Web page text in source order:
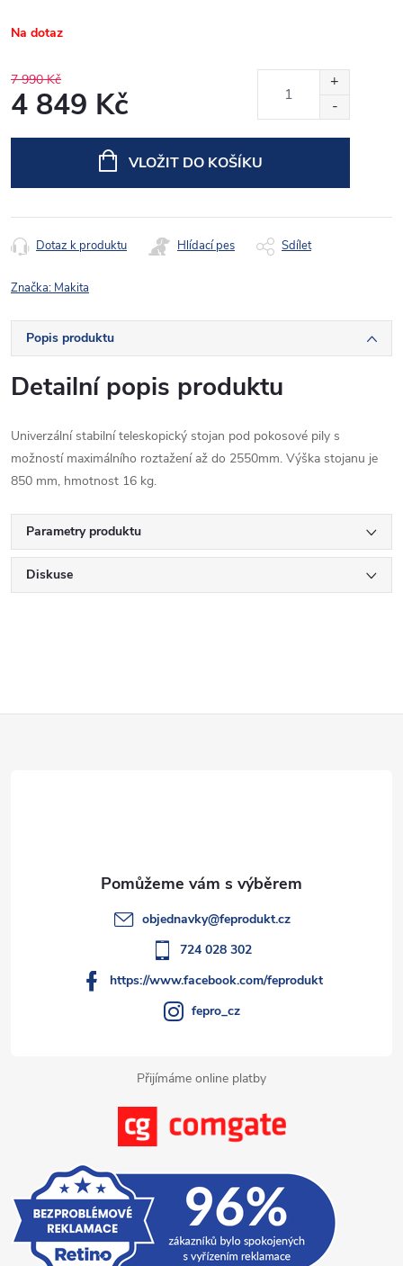
Na dotaz
7 990 Kč
4 849 Kč
VLOŽIT DO KOŠÍKU
Dotaz k produktu Hlídací pes Sdílet
Značka: Makita
Popis produktu
Detailní popis produktu
Univerzální stabilní teleskopický stojan pod pokosové pily s
možností maximálního roztažení až do 2550mm. Výška stojanu je
850 mm, hmotnost 16 kg.
Parametry produktu
Diskuse
Přijímáme online platby
objednavky@feprodukt.cz
724 028 302
https://www.facebook.com/feprodukt
fepro_cz